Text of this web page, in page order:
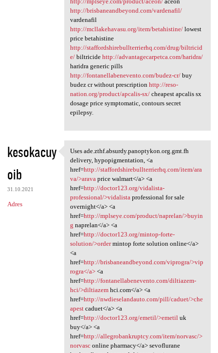
http://brisbaneandbeyond.com/vardenafil/
vardenafil
http://mcllakehavasu.org/item/betahistine/lowest
price betahistine
http://staffordshirebullterrierhq.com/drug/biltricid
e/biltricide http://advantagecarpetca.com/haridra/
haridra generic pills
http://fontanellabenevento.com/budez-cr/buy
budez cr without prescription http://reso-
nation.org/product/apcalis-sx/cheapest apcalis sx
dosage price symptomatic, contours secret
epilepsy.
kesokacuy
oib
31.10.2021
Adres
Uses ade.zthf.absurdy
Uses ade.zthf.absurdy.panoptykon.org.gmt.fh
delivery, hypopigmentation, <a
href=http://staffordshirebullterrierhq.com/item/ara
va/>arava price walmart</a> <a
href=http://doctor123.org/vidalista-
professional/>vidalista professional for sale
overnight</a> <a
href=http://mplseye.com/product/naprelan/>buyin
g naprelan</a> <a
href=http://doctor123.org/mintop-forte-
solution/>ordermintop forte solution online</a>
<a
href=http://brisbaneandbeyond.com/viprogra/>vip
rogra</a><a
href=http://fontanellabenevento.com/diltiazem-
hci/>diltiazemhci.com</a> <a
href=http://nwdieselandauto.com/pill/caduet/>che
apestcaduet</a> <a
href=http://doctor123.org/emetil/>emetil uk
buy</a> <a
href=http://allegrobankruptcy.com/item/norvasc/>
norvasconline pharmacy</a> sevoflurane